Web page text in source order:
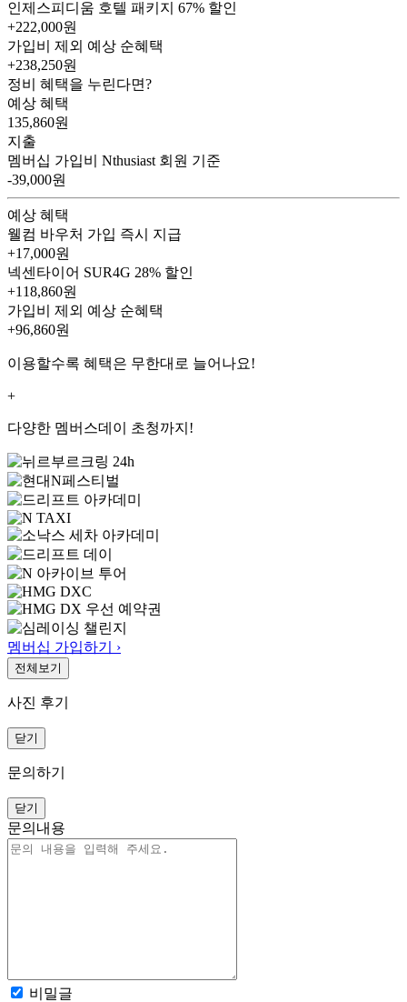
인제스피디움 호텔 패키지 67% 할인
+222,000원
가입비 제외 예상 순혜택
+238,250원
정비 혜택을 누린다면?
예상 혜택
135,860원
지출
멤버십 가입비
Nthusiast 회원 기준
-39,000원
예상 혜택
웰컴 바우처 가입 즉시 지급
+17,000원
넥센타이어 SUR4G 28% 할인
+118,860원
가입비 제외 예상 순혜택
+96,860원
이용할수록 혜택은 무한대로 늘어나요!
+
다양한 멤버스데이 초청까지!
멤버십 가입하기 ›
전체보기
사진 후기
닫기
문의하기
닫기
문의내용
비밀글